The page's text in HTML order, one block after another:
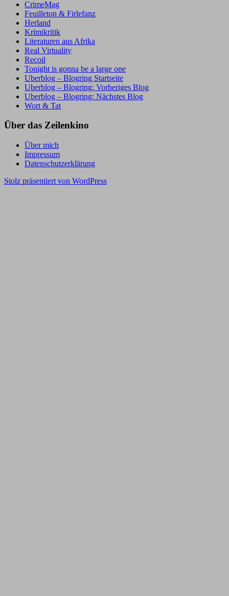
CrimeMag
Feuilleton & Firlefanz
Herland
Krimikritik
Literaturen aus Afrika
Real Virtuality
Recoil
Tonight is gonna be a large one
Uberblog – Blogring Startseite
Uberblog – Blogring: Vorheriges Blog
Uberblog – Blogring: Nächstes Blog
Wort & Tat
Über das Zeilenkino
Über mich
Impressum
Datenschutzerklärung
Stolz präsentiert von WordPress